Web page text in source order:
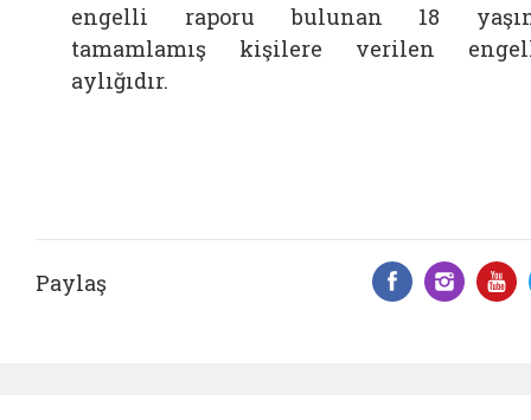
engelli raporu bulunan 18
tamamlamış kişilere verilen
aylığıdır.
Paylaş